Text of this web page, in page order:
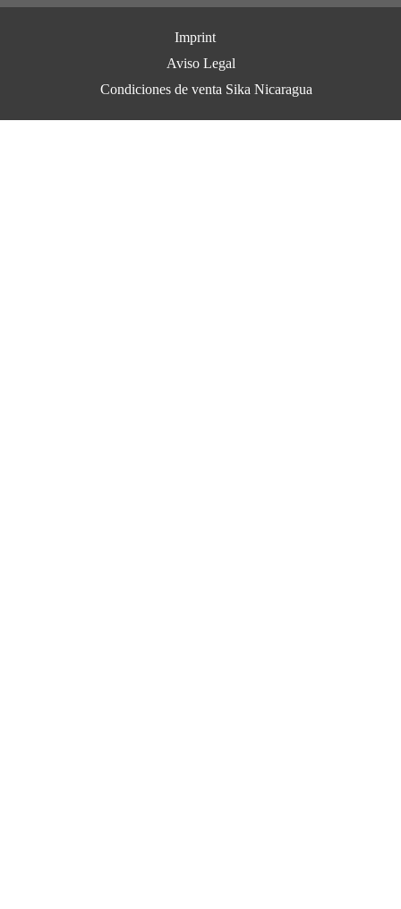
Imprint
Aviso Legal
Condiciones de venta Sika Nicaragua